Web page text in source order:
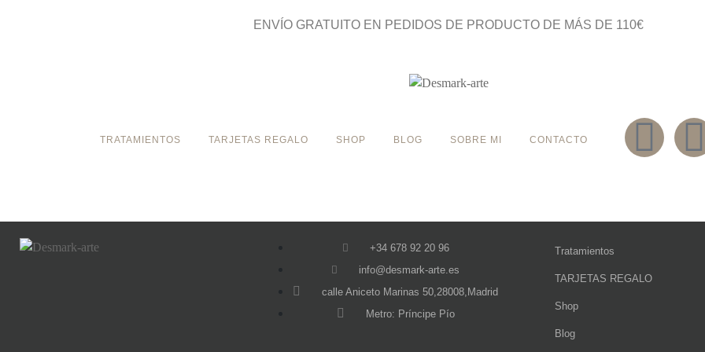
ENVÍO GRATUITO EN PEDIDOS DE PRODUCTO DE MÁS DE 110€
TRATAMIENTOS TARJETAS REGALO SHOP BLOG SOBRE MI CONTACTO
+34 678 92 20 96
info@desmark-arte.es
calle Aniceto Marinas 50,28008,Madrid
Metro: Príncipe Pío
Tratamientos
TARJETAS REGALO
Shop
Blog